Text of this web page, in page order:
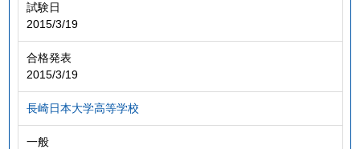
試験日
2015/3/19
合格発表
2015/3/19
長崎日本大学高等学校
一般